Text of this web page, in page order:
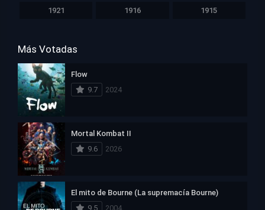
1921 1916 1915
Más Votadas
Flow
9.7
2024
Mortal Kombat II
9.6
2026
El mito de Bourne (La supremacía Bourne)
9.5
2004